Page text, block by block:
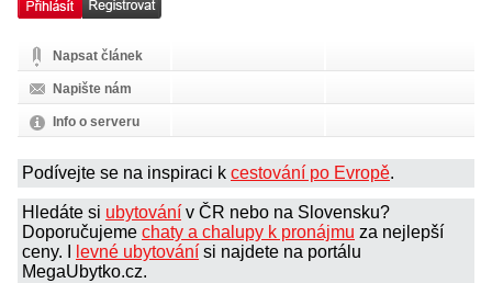
Napsat článek
Napište nám
Info o serveru
Podívejte se na inspiraci k cestování po Evropě.
Hledáte si ubytování v ČR nebo na Slovensku?
Doporučujeme chaty a chalupy k pronájmu za nejlepší
ceny. I
levné ubytování si najdete na portálu
MegaUbytko.cz.